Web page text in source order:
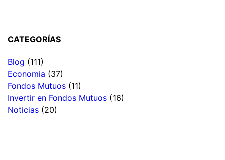
CATEGORÍAS
Blog (111)
Economia (37)
Fondos Mutuos (11)
Invertir en Fondos Mutuos (16)
Noticias (20)